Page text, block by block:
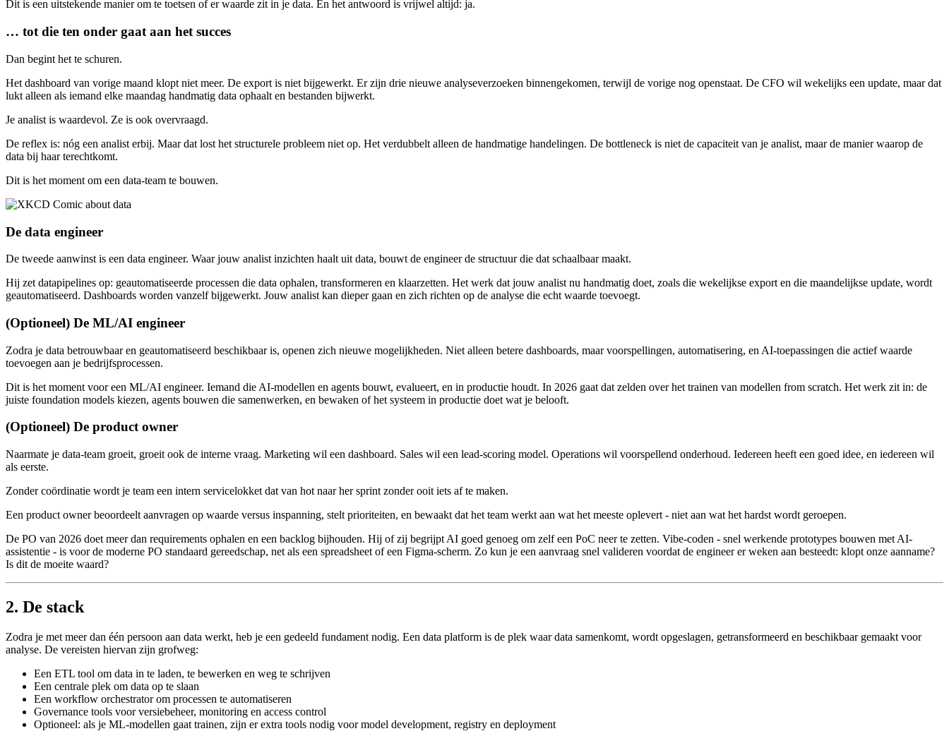
Dit is een uitstekende manier om te toetsen of er waarde zit in je data. En het antwoord is vrijwel altijd: ja.
… tot die ten onder gaat aan het succes
Dan begint het te schuren.
Het dashboard van vorige maand klopt niet meer. De export is niet bijgewerkt. Er zijn drie nieuwe analyseverzoeken binnengekomen, terwijl de vorige nog openstaat. De CFO wil wekelijks een update, maar dat
lukt alleen als iemand elke maandag handmatig data ophaalt en bestanden bijwerkt.
Je analist is waardevol. Ze is ook overvraagd.
De reflex is: nóg een analist erbij. Maar dat lost het structurele probleem niet op. Het verdubbelt alleen de handmatige handelingen. De bottleneck is niet de capaciteit van je analist, maar de manier waarop de
data bij haar terechtkomt.
Dit is het moment om een data-team te bouwen.
De data engineer
De tweede aanwinst is een data engineer. Waar jouw analist inzichten haalt uit data, bouwt de engineer de structuur die dat schaalbaar maakt.
Hij zet datapipelines op: geautomatiseerde processen die data ophalen, transformeren en klaarzetten. Het werk dat jouw analist nu handmatig doet, zoals die wekelijkse export en die maandelijkse update, wordt
geautomatiseerd. Dashboards worden vanzelf bijgewerkt. Jouw analist kan dieper gaan en zich richten op de analyse die echt waarde toevoegt.
(Optioneel) De ML/AI engineer
Zodra je data betrouwbaar en geautomatiseerd beschikbaar is, openen zich nieuwe mogelijkheden. Niet alleen betere dashboards, maar voorspellingen, automatisering, en AI-toepassingen die actief waarde
toevoegen aan je bedrijfsprocessen.
Dit is het moment voor een ML/AI engineer. Iemand die AI-modellen en agents bouwt, evalueert, en in productie houdt. In 2026 gaat dat zelden over het trainen van modellen from scratch. Het werk zit in: de
juiste foundation models kiezen, agents bouwen die samenwerken, en bewaken of het systeem in productie doet wat je belooft.
(Optioneel) De product owner
Naarmate je data-team groeit, groeit ook de interne vraag. Marketing wil een dashboard. Sales wil een lead-scoring model. Operations wil voorspellend onderhoud. Iedereen heeft een goed idee, en iedereen wil
als eerste.
Zonder coördinatie wordt je team een intern servicelokket dat van hot naar her sprint zonder ooit iets af te maken.
Een product owner beoordeelt aanvragen op waarde versus inspanning, stelt prioriteiten, en bewaakt dat het team werkt aan wat het meeste oplevert - niet aan wat het hardst wordt geroepen.
De PO van 2026 doet meer dan requirements ophalen en een backlog bijhouden. Hij of zij begrijpt AI goed genoeg om zelf een PoC neer te zetten. Vibe-coden - snel werkende prototypes bouwen met AI-
assistentie - is voor de moderne PO standaard gereedschap, net als een spreadsheet of een Figma-scherm. Zo kun je een aanvraag snel valideren voordat de engineer er weken aan besteedt: klopt onze aanname?
Is dit de moeite waard?
2. De stack
Zodra je met meer dan één persoon aan data werkt, heb je een gedeeld fundament nodig. Een data platform is de plek waar data samenkomt, wordt opgeslagen, getransformeerd en beschikbaar gemaakt voor
analyse. De vereisten hiervan zijn grofweg:
Een ETL tool om data in te laden, te bewerken en weg te schrijven
Een centrale plek om data op te slaan
Een workflow orchestrator om processen te automatiseren
Governance tools voor versiebeheer, monitoring en access control
Optioneel: als je ML-modellen gaat trainen, zijn er extra tools nodig voor model development, registry en deployment